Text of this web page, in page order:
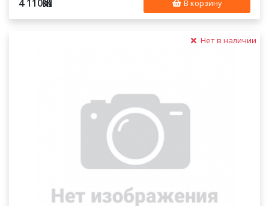
4 110⃏ В корзину
Нет в наличии